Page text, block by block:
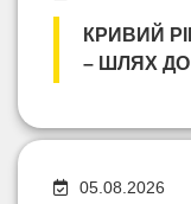
КРИВИЙ
– ШЛЯХ
05.08.2026